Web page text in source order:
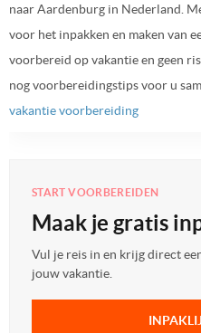
naar Aardenburg in Nederland.
voor het inpakken en maken van
voorbereid op vakantie en geen
nog voorbereidingstips voor u
vakantie voorbereiding
START VOORBEREIDEN
Maak je gratis
Vul je reis in en krijg direct
jouw vakantie.